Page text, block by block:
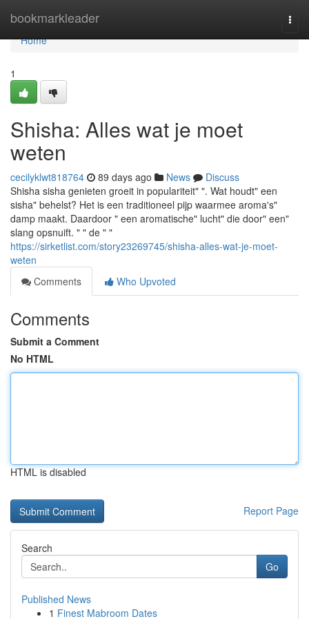
bookmarkleader
Home
Home
1
Shisha: Alles wat je moet
weten
cecilyklwt818764 89 days ago News
Discuss
Shisha sisha genieten groeit in populariteit" ". Wat houdt" een
sisha" behelst? Het is een traditioneel pijp waarmee aroma's"
damp maakt. Daardoor " een aromatische" lucht" die door" een"
slang opsnuift. " " de " "
https://sirketlist.com/story23269745/shisha-alles-wat-je-moet-
weten
Comments
Who Upvoted
Comments
Submit a Comment
No HTML
HTML is disabled
Report Page
Search
Go
Published News
1 Finest Mabroom Dates